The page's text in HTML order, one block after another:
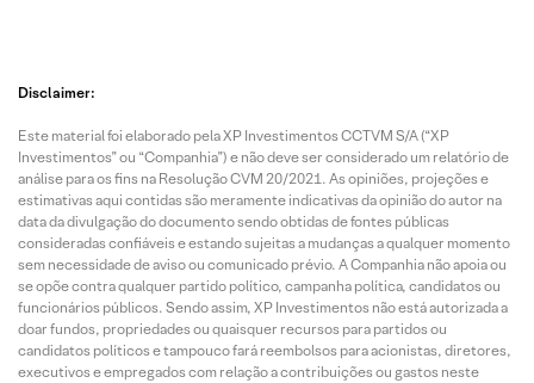
Disclaimer:
Este material foi elaborado pela XP Investimentos CCTVM S/A (“XP
Investimentos” ou “Companhia”) e não deve ser considerado um relatório de
análise para os fins na Resolução CVM 20/2021. As opiniões, projeções e
estimativas aqui contidas são meramente indicativas da opinião do autor na
data da divulgação do documento sendo obtidas de fontes públicas
consideradas confiáveis e estando sujeitas a mudanças a qualquer momento
sem necessidade de aviso ou comunicado prévio. A Companhia não apoia ou
se opõe contra qualquer partido político, campanha política, candidatos ou
funcionários públicos. Sendo assim, XP Investimentos não está autorizada a
doar fundos, propriedades ou quaisquer recursos para partidos ou
candidatos políticos e tampouco fará reembolsos para acionistas, diretores,
executivos e empregados com relação a contribuições ou gastos neste